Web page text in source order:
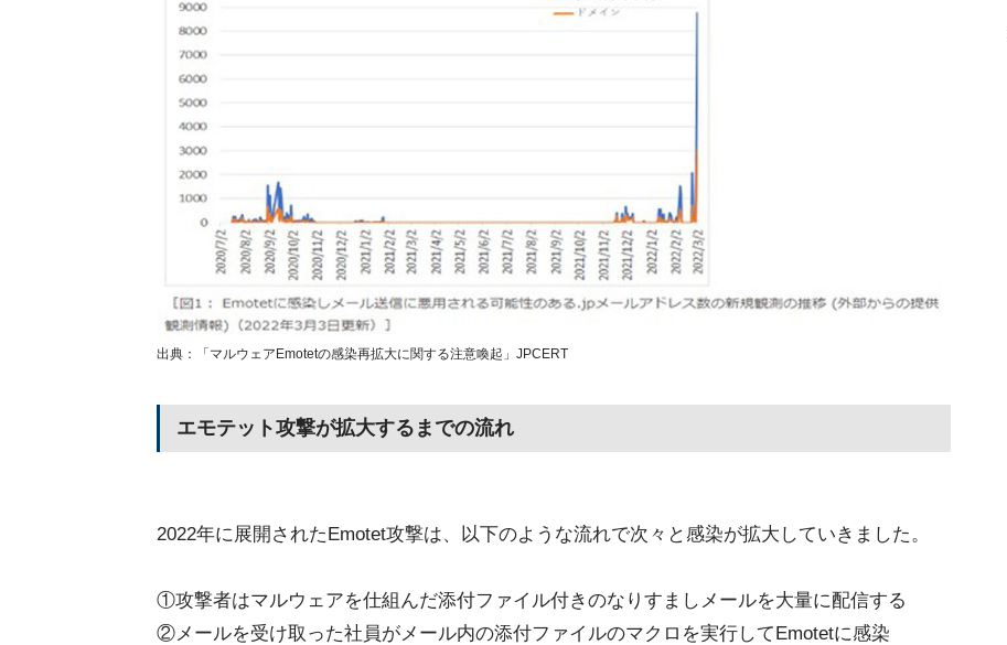
出典：「マルウェアEmotetの感染再拡大に関する注意喚起」JPCERT
エモテット攻撃が拡大するまでの流れ
2022年に展開されたEmotet攻撃は、以下のような流れで次々と感染が拡大していきました。
①攻撃者はマルウェアを仕組んだ添付ファイル付きのなりすましメールを大量に配信する
②メールを受け取った社員がメール内の添付ファイルのマクロを実行してEmotetに感染